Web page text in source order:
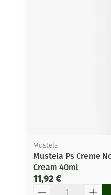
Mustela
Mustela Ps Creme
Cream 40ml
11,92 €